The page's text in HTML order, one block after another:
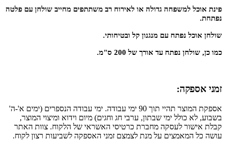
פינת אוכל למשפחה גדולה או לאירוח רב משתתפים מחייב שולחן עם פלטה
נפתחת.
שולחן אוכל נפתח עם מנגנון קל ובטיחותי.
כמו כן, שולחן נפתח עד אורך של 200 ס"מ.
זמני אספקה:
אספקת המוצר תהיי תוך 90 ימי עבודה. ימי עבודה הנספרים (ימים א'-ה'
בשבוע, לא כולל ימי שבתון, ערבי חג וחגים) מיום וידוא ומיצוי המוצר,
קבלת אישור לעסקה מחברת כרטיסי האשראי של הלקוח. צוות האתר
עושה כל המאמצים על מנת לצמצם זמני האספקה לשביעות רצון לקוח.